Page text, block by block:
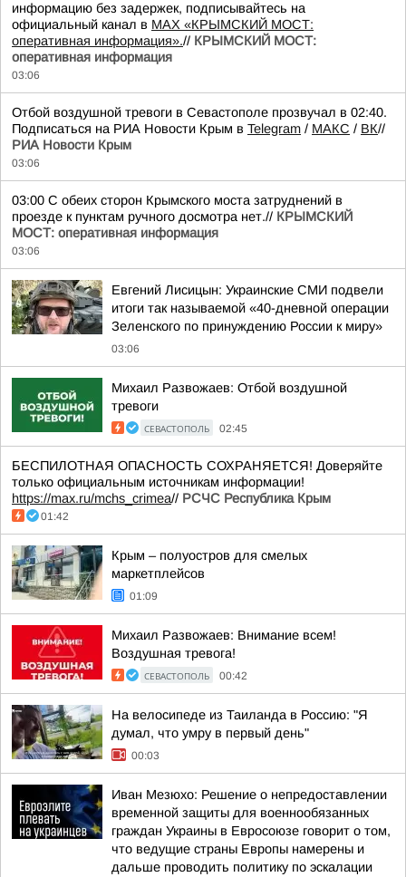
информацию без задержек, подписывайтесь на
официальный канал в MAX «КРЫМСКИЙ МОСТ:
оперативная информация».// КРЫМСКИЙ МОСТ:
оперативная информация
03:06
Отбой воздушной тревоги в Севастополе прозвучал в 02:40.
Подписаться на РИА Новости Крым в Telegram / МАКС / ВК//
РИА Новости Крым
03:06
03:00 С обеих сторон Крымского моста затруднений в
проезде к пунктам ручного досмотра нет.// КРЫМСКИЙ
МОСТ: оперативная информация
03:06
Евгений Лисицын: Украинские СМИ подвели
итоги так называемой «40-дневной операции
Зеленского по принуждению России к миру»
03:06
Михаил Развожаев: Отбой воздушной
тревоги
СЕВАСТОПОЛЬ 02:45
БЕСПИЛОТНАЯ ОПАСНОСТЬ СОХРАНЯЕТСЯ! Доверяйте
только официальным источникам информации!
https://max.ru/mchs_crimea// РСЧС Республика Крым
01:42
Крым – полуостров для смелых
маркетплейсов
01:09
Михаил Развожаев: Внимание всем!
Воздушная тревога!
СЕВАСТОПОЛЬ 00:42
На велосипеде из Таиланда в Россию: "Я
думал, что умру в первый день"
00:03
Иван Мезюхо: Решение о непредоставлении
временной защиты для военнообязанных
граждан Украины в Евросоюзе говорит о том,
что ведущие страны Европы намерены и
дальше проводить политику по эскалации